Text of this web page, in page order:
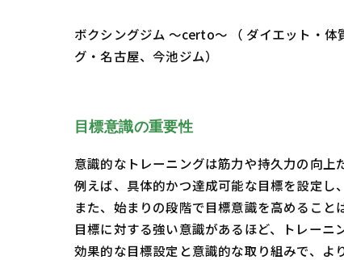
ボクシングジム ～certo～ （ ダイエット・
グ・名古屋、今池ジム）
目標意識の重要性
意識的なトレーニングは筋力や持久力の向上
例えば、具体的かつ達成可能な目標を設定し
また、始まりの段階で目標意識を高めること
目標に対する強い意識があるほど、トレーニ
効果的な目標設定と意識的な取り組みで、よ